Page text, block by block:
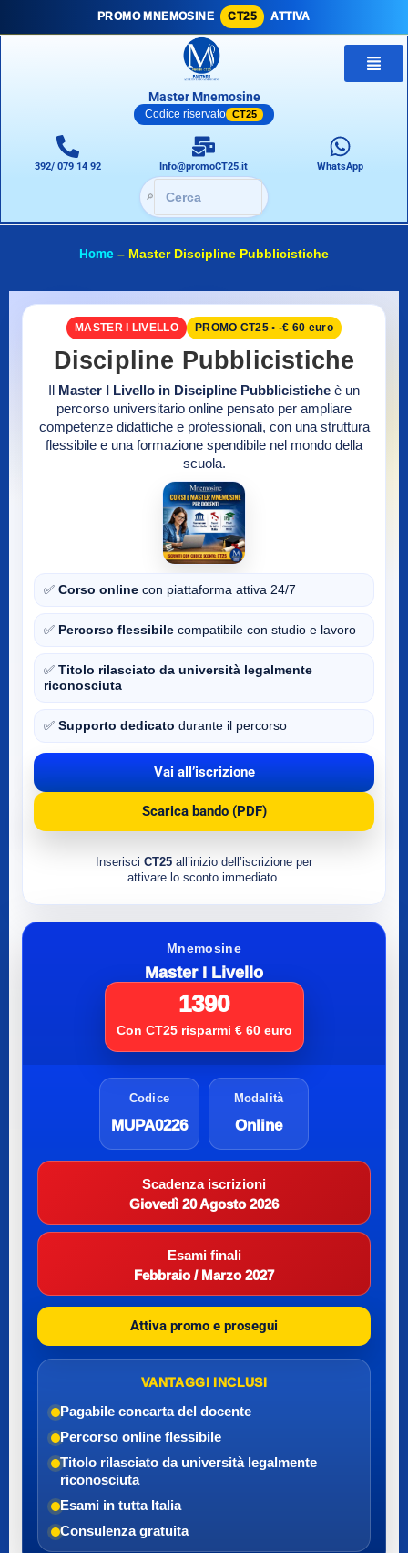
PROMO MNEMOSINE CT25 ATTIVA
Master Mnemosine
Codice riservato CT25
392/ 079 14 92 Info@promoCT25.it WhatsApp
🔎
Home – Master Discipline Pubblicistiche
MASTER I LIVELLO PROMO CT25 • -€ 60 euro
Discipline Pubblicistiche
Master I Livello in Discipline Pubblicistiche è un
percorso universitario online pensato per ampliare
competenze didattiche e professionali, con una struttura
flessibile e una formazione spendibile nel mondo della
scuola.
✅ Corso online con piattaforma attiva 24/7
✅ Percorso flessibile compatibile con studio e lavoro
✅ Titolo rilasciato da università legalmente
riconosciuta
✅ Supporto dedicato durante il percorso
Vai all’iscrizione
Scarica bando (PDF)
Inserisci CT25 all’inizio dell’iscrizione per
attivare lo sconto immediato.
Mnemosine
Master I Livello
1390
Con CT25 risparmi € 60 euro
Codice
MUPA0226
Modalità
Online
Scadenza iscrizioni
Giovedì 20 Agosto 2026
Esami finali
Febbraio / Marzo 2027
Attiva promo e prosegui
VANTAGGI INCLUSI
Pagabile concarta del docente
Percorso online flessibile
Titolo rilasciato da università legalmente
riconosciuta
Esami in tutta Italia
Consulenza gratuita